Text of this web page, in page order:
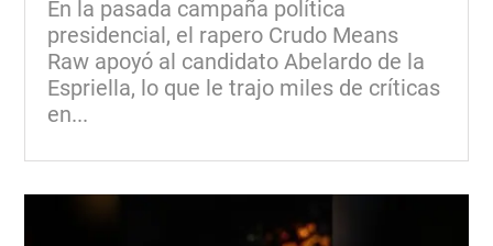
En la pasada campaña política
presidencial, el rapero Crudo Means
Raw apoyó al candidato Abelardo de la
Espriella, lo que le trajo miles de críticas
en...